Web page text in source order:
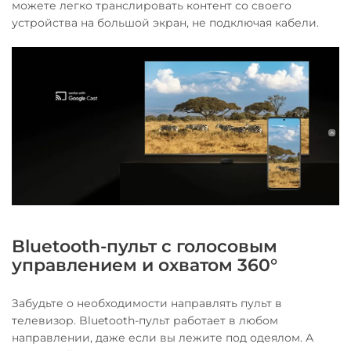
можете легко транслировать контент со своего
устройства на большой экран, не подключая кабели.
Bluetooth-пульт с голосовым
управлением и охватом 360°
Забудьте о необходимости направлять пульт в
телевизор. Bluetooth-пульт работает в любом
направлении, даже если вы лежите под одеялом. А